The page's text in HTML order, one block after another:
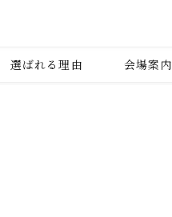
選ばれる理由 会場案内